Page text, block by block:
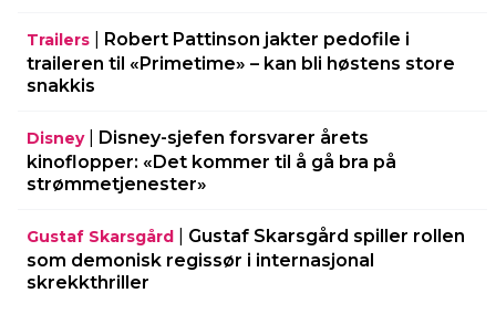
Trailers
Robert Pattinson jakter pedofile i
traileren til «Primetime» – kan bli høstens store
snakkis
Disney| Disney-sjefen forsvarer årets
kinoflopper: «Det kommer til å gå bra på
strømmetjenester»
Gustaf Skarsgård
Gustaf Skarsgård spiller rollen
som demonisk regissør i internasjonal
skrekkthriller